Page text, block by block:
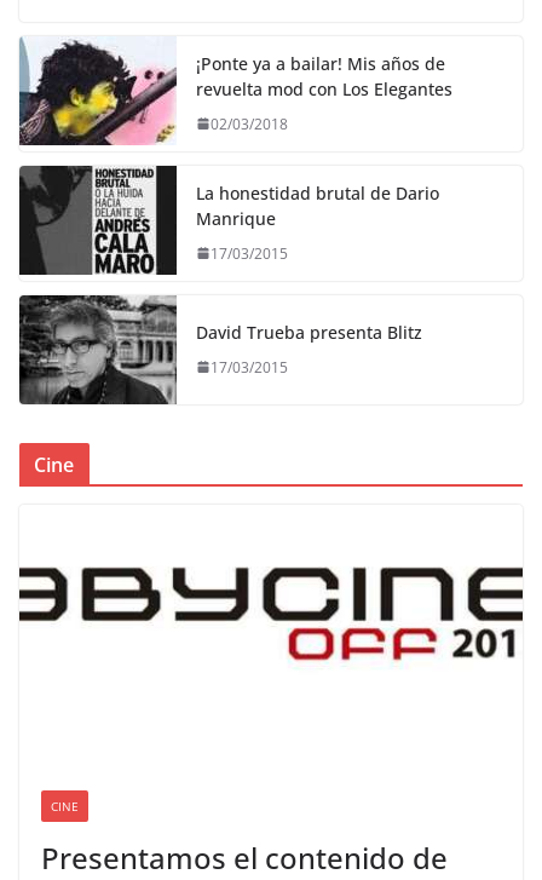
¡Ponte ya a bailar! Mis años de
revuelta mod con Los Elegantes
02/03/2018
La honestidad brutal de Dario
Manrique
17/03/2015
David Trueba presenta Blitz
17/03/2015
Cine
CINE
Presentamos el contenido de